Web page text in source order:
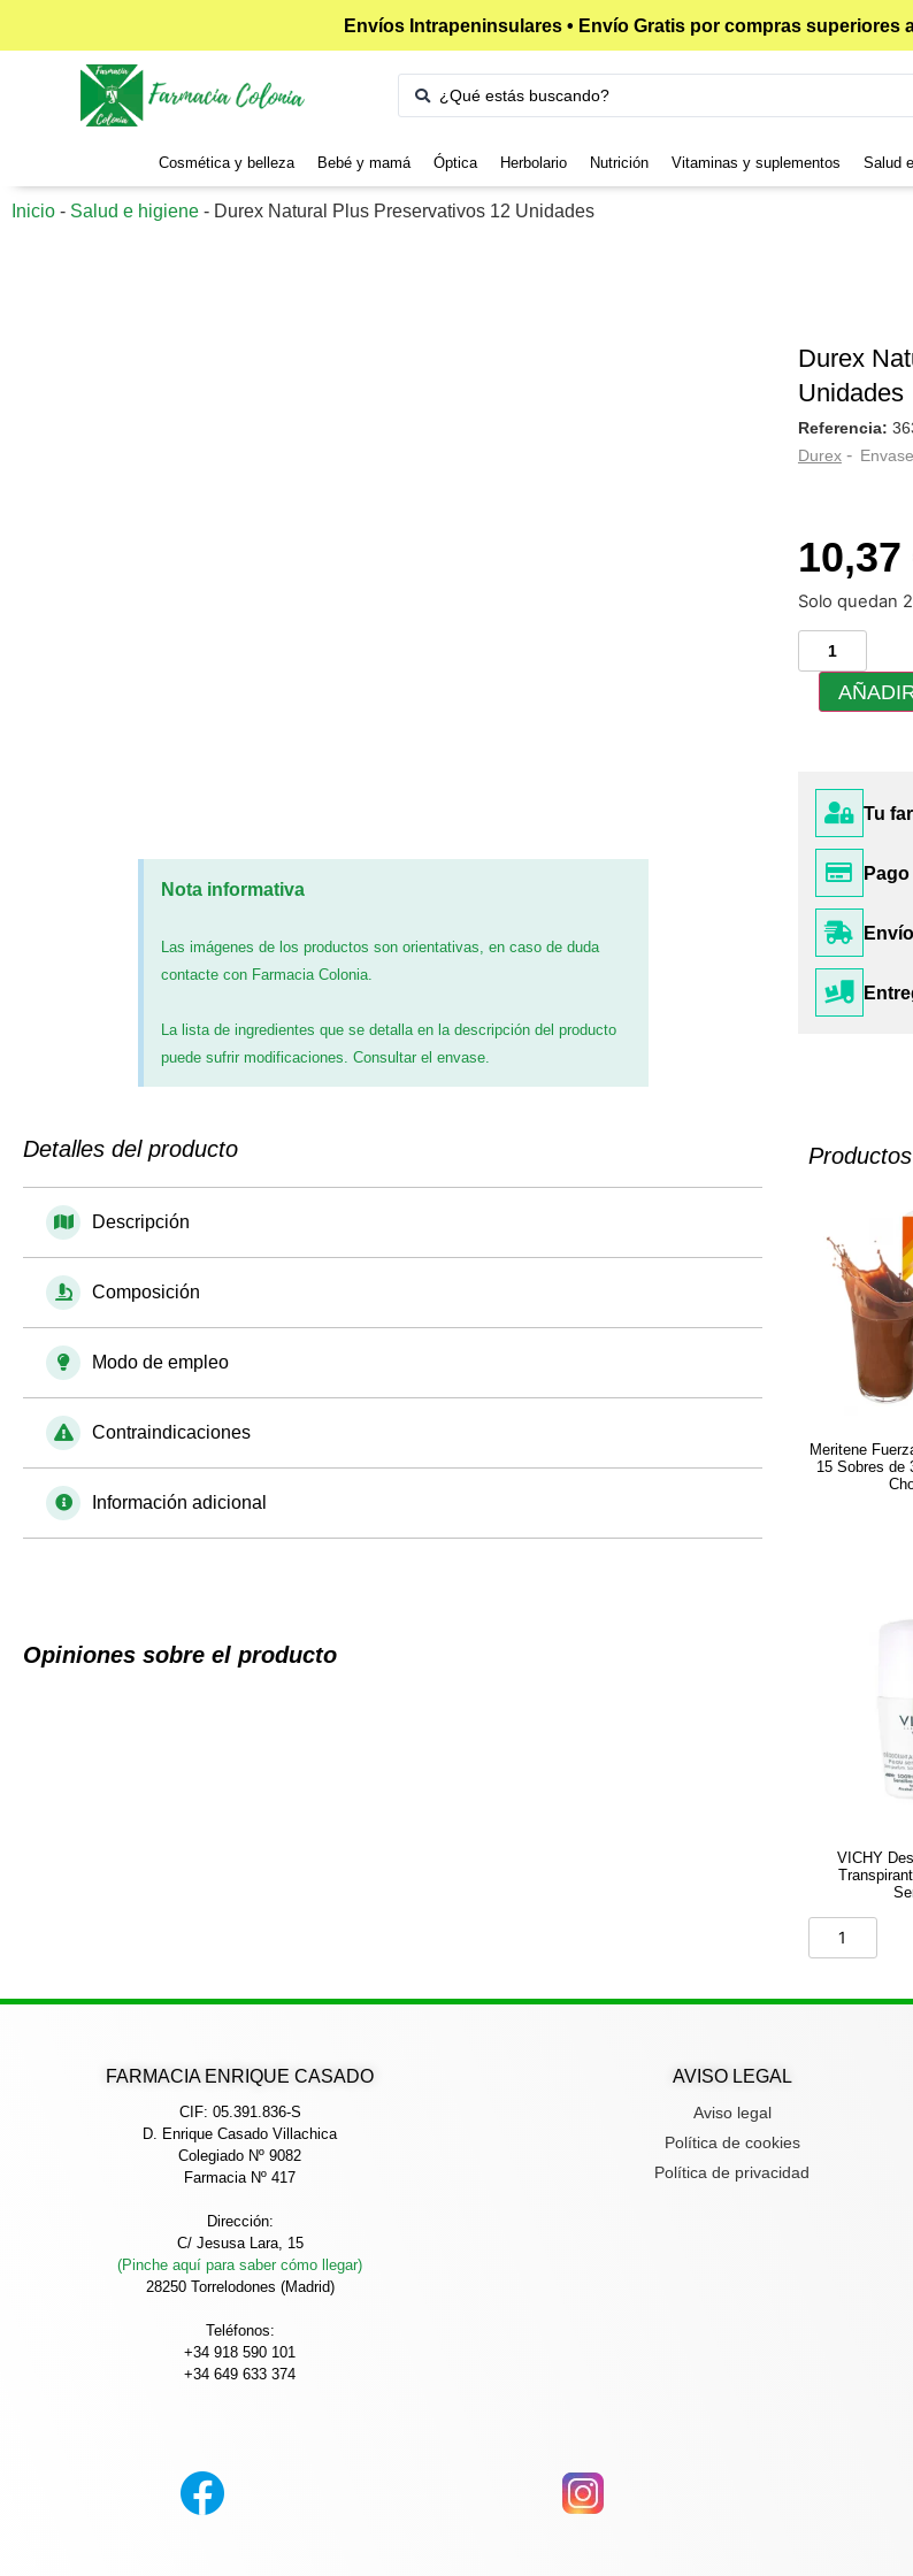
Envíos Intrapeninsulares • Envío Gratis por compras superiores
Cosmética y belleza Bebé y mamá Óptica Herbolario Nutrición Vitaminas y suplementos Salud
Inicio - Salud e higiene - Durex Natural Plus Preservativos 12 Unidades
Nota informativa
Las imágenes de los productos son orientativas, en caso de duda
contacte con Farmacia Colonia.
La lista de ingredientes que se detalla en la descripción del producto
puede sufrir modificaciones. Consultar el envase.
Durex
Unidades
Referencia:
Durex-
10,37
Solo quedan
Tu
Detalles del producto
Descripción
Composición
Modo de empleo
Contraindicaciones
Información adicional
Opiniones sobre el producto
Meritene
15 Sobres de
VICHY
FARMACIA ENRIQUE CASADO
CIF: 05.391.836-S
D. Enrique Casado Villachica
Colegiado Nº 9082
Farmacia Nº 417
Dirección:
C/ Jesusa Lara, 15
(Pinche aquí para saber cómo llegar)
28250 Torrelodones (Madrid)
Teléfonos:
+34 918 590 101
+34 649 633 374
AVISO LEGAL
Aviso legal
Política de cookies
Política de privacidad